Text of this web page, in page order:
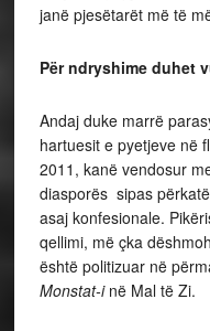
janë pjesëtarët më të
Për ndryshime duhet
Andaj duke marrë
hartuesit e pyetjeve në
2011, kanë vendosur
diasporës sipas
asaj konfesionale.
qellimi, më çka
është politizuar në
Monstat-inë Mal të Zi.